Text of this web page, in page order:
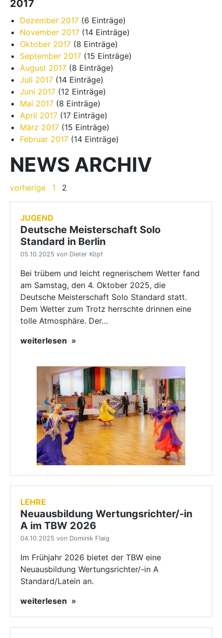
2017
Dezember 2017 (6 Einträge)
November 2017 (14 Einträge)
Oktober 2017 (8 Einträge)
September 2017 (15 Einträge)
August 2017 (8 Einträge)
Juli 2017 (14 Einträge)
Juni 2017 (12 Einträge)
Mai 2017 (8 Einträge)
April 2017 (17 Einträge)
März 2017 (15 Einträge)
Februar 2017 (14 Einträge)
NEWS ARCHIV
vorherige 1 2
JUGEND
Deutsche Meisterschaft Solo
Standard in Berlin
05.10.2025 von Dieter Köpf
Bei trübem und leicht regnerischem Wetter fand
am Samstag, den 4. Oktober 2025, die
Deutsche Meisterschaft Solo Standard statt.
Dem Wetter zum Trotz herrschte drinnen eine
tolle Atmosphäre. Der…
weiterlesen
LEHRE
Neuausbildung Wertungsrichter/-in
A im TBW 2026
04.10.2025 von Dominik Flaig
Im Frühjahr 2026 bietet der TBW eine
Neuausbildung Wertungsrichter/-in A
Standard/Latein an.
weiterlesen